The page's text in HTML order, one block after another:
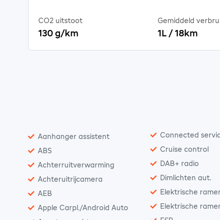
CO2 uitstoot
130 g/km
Gemiddeld
1L / 18km
Aanhanger assistent
ABS
Achterruitverwarming
Achteruitrijcamera
AEB
Apple Carpl./Android Auto
Connected
Cruise control
DAB+ radio
Dimlichten aut.
Elektrische
Elektrische